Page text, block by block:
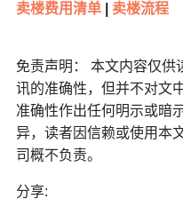
卖楼费用清单| 卖楼流程
免责声明： 本文内容仅供
讯的准确性，但并不对文
准确性作出任何明示或暗
异，读者因信赖或使用本
司概不负责。
分享: